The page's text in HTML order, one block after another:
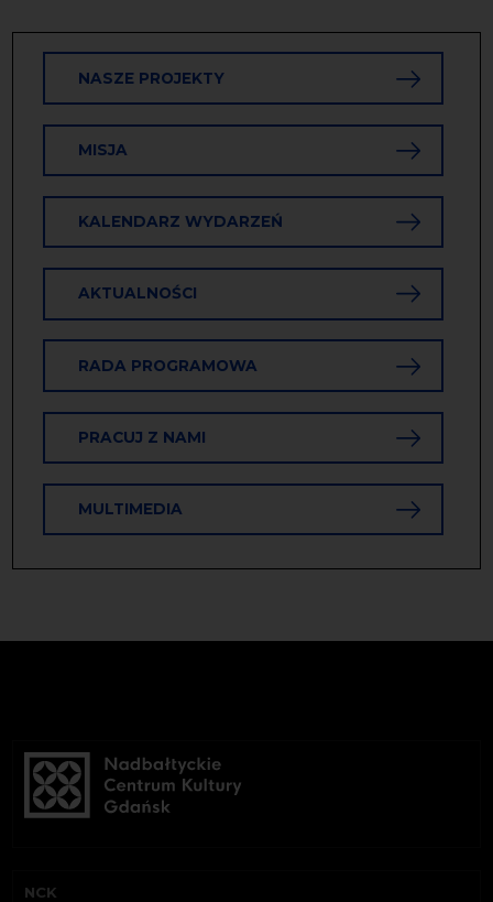
NASZE PROJEKTY
MISJA
KALENDARZ WYDARZEŃ
AKTUALNOŚCI
RADA PROGRAMOWA
PRACUJ Z NAMI
MULTIMEDIA
NCK